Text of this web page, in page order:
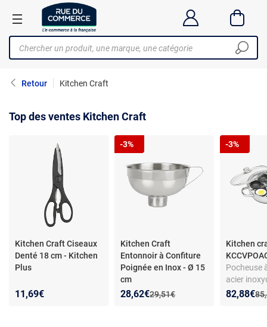
Retour Kitchen Craft
Top des ventes Kitchen Craft
Kitchen Craft Ciseaux
Denté 18 cm - Kitchen
Plus
11,69€
Kitchen Craft
Entonnoir à Confiture
Poignée en Inox - Ø 15
cm
Ancien prix :
29,51€
Nouveau prix :
28,62€
Réduction de :
-3%
Kitchen
Pocheuse
acier
- Lot de 6
Nouveau
82,88€
-3%